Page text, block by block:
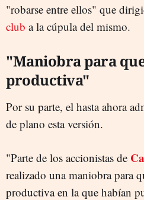
"robarse entre ellos" que
club a la cúpula del mismo.
"Maniobra para
productiva"
Por su parte, el hasta ahora
de plano esta versión.
"Parte de los accionistas de
realizado una maniobra para
productiva en la que habían